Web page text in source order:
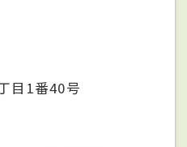
目1番40号